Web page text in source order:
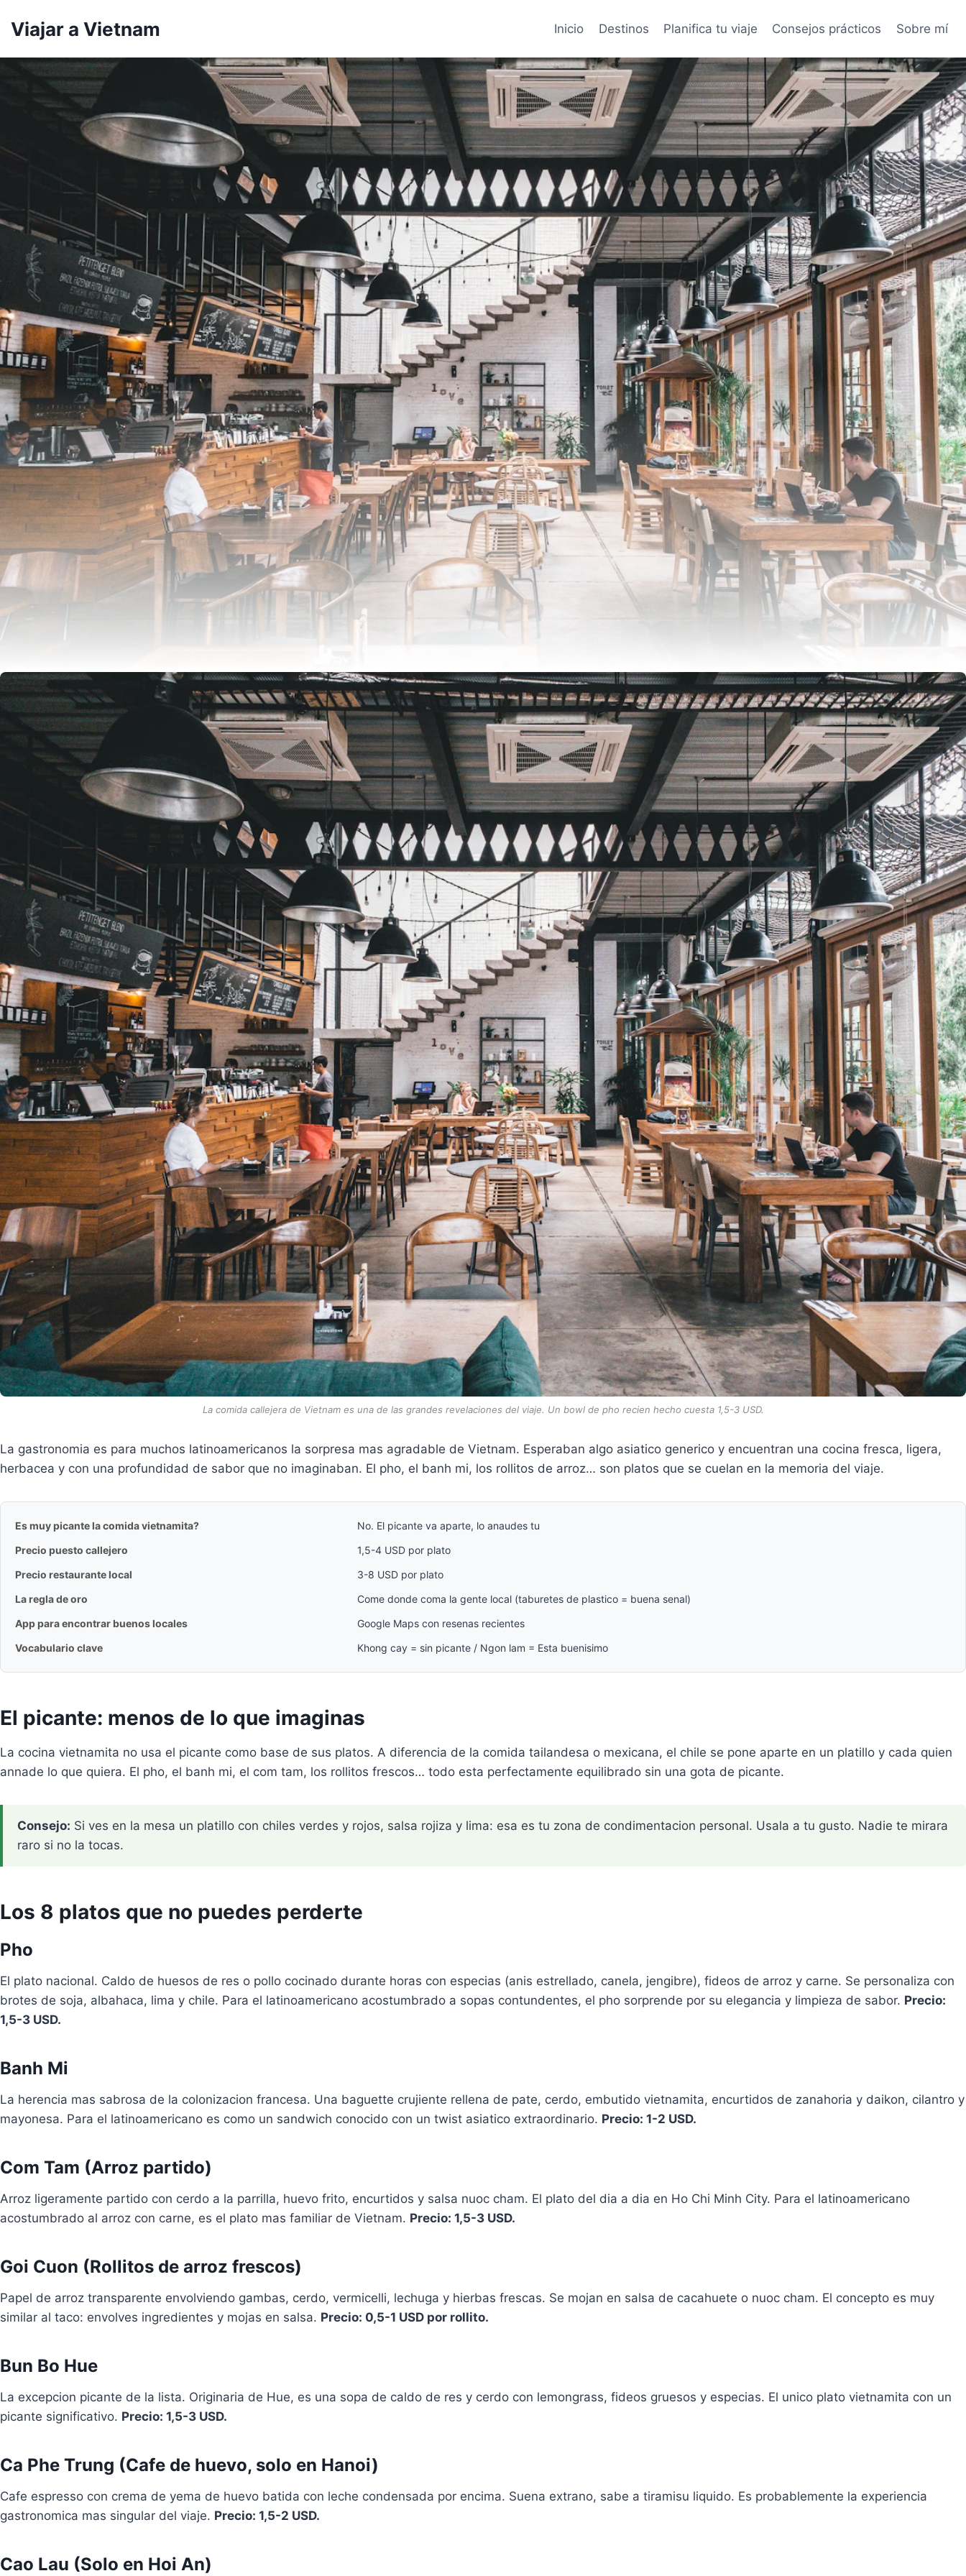
Viajar a Vietnam Inicio Destinos Planifica tu viaje Consejos prácticos Sobre mí
La comida callejera de Vietnam es una de las grandes revelaciones del viaje. Un bowl de pho recien hecho cuesta 1,5-3 USD.
La gastronomia es para muchos latinoamericanos la sorpresa mas agradable de Vietnam. Esperaban algo asiatico generico y encuentran una cocina fresca, ligera,
herbacea y con una profundidad de sabor que no imaginaban. El pho, el banh mi, los rollitos de arroz… son platos que se cuelan en la memoria del viaje.
Es muy picante la comida vietnamita?
No. El picante va aparte, lo anaudes tu
Precio puesto callejero
1,5-4 USD por plato
Precio restaurante local
3-8 USD por plato
La regla de oro
Come donde coma la gente local (taburetes de plastico = buena senal)
App para encontrar buenos locales
Google Maps con resenas recientes
Vocabulario clave
Khong cay = sin picante / Ngon lam = Esta buenisimo
El picante: menos de lo que imaginas
La cocina vietnamita no usa el picante como base de sus platos. A diferencia de la comida tailandesa o mexicana, el chile se pone aparte en un platillo y cada quien
annade lo que quiera. El pho, el banh mi, el com tam, los rollitos frescos… todo esta perfectamente equilibrado sin una gota de picante.
Consejo: Si ves en la mesa un platillo con chiles verdes y rojos, salsa rojiza y lima: esa es tu zona de condimentacion personal. Usala a tu gusto. Nadie te mirara
raro si no la tocas.
Los 8 platos que no puedes perderte
Pho
El plato nacional. Caldo de huesos de res o pollo cocinado durante horas con especias (anis estrellado, canela, jengibre), fideos de arroz y carne. Se personaliza con
brotes de soja, albahaca, lima y chile. Para el latinoamericano acostumbrado a sopas contundentes, el pho sorprende por su elegancia y limpieza de sabor. Precio:
1,5-3 USD.
Banh Mi
La herencia mas sabrosa de la colonizacion francesa. Una baguette crujiente rellena de pate, cerdo, embutido vietnamita, encurtidos de zanahoria y daikon, cilantro y
mayonesa. Para el latinoamericano es como un sandwich conocido con un twist asiatico extraordinario. Precio: 1-2 USD.
Com Tam (Arroz partido)
Arroz ligeramente partido con cerdo a la parrilla, huevo frito, encurtidos y salsa nuoc cham. El plato del dia a dia en Ho Chi Minh City. Para el latinoamericano
acostumbrado al arroz con carne, es el plato mas familiar de Vietnam. Precio: 1,5-3 USD.
Goi Cuon (Rollitos de arroz frescos)
Papel de arroz transparente envolviendo gambas, cerdo, vermicelli, lechuga y hierbas frescas. Se mojan en salsa de cacahuete o nuoc cham. El concepto es muy
similar al taco: envolves ingredientes y mojas en salsa. Precio: 0,5-1 USD por rollito.
Bun Bo Hue
La excepcion picante de la lista. Originaria de Hue, es una sopa de caldo de res y cerdo con lemongrass, fideos gruesos y especias. El unico plato vietnamita con un
picante significativo. Precio: 1,5-3 USD.
Ca Phe Trung (Cafe de huevo, solo en Hanoi)
Cafe espresso con crema de yema de huevo batida con leche condensada por encima. Suena extrano, sabe a tiramisu liquido. Es probablemente la experiencia
gastronomica mas singular del viaje. Precio: 1,5-2 USD.
Cao Lau (Solo en Hoi An)